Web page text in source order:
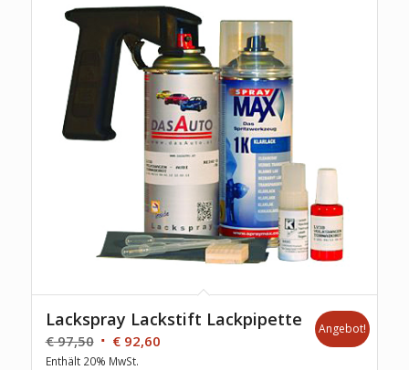
Lackspray Lackstift Lackpipette
€97,50 €92,60
Enthält 20% MwSt.
Angebot!